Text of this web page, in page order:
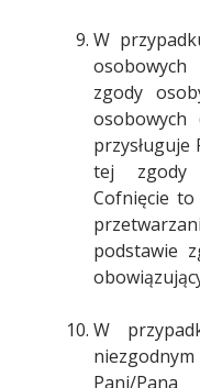
W
zgody
przysługuje
tej zgody
Cofnięcie to
podstawie
W
Pani/